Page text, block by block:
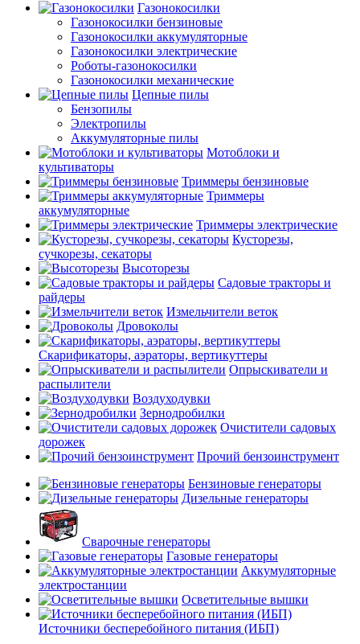
Газонокосилки
Газонокосилки бензиновые
Газонокосилки аккумуляторные
Газонокосилки электрические
Роботы-газонокосилки
Газонокосилки механические
Цепные пилы
Бензопилы
Электропилы
Аккумуляторные пилы
Мотоблоки и
культиваторы
Триммеры бензиновые
Триммеры
аккумуляторные
Триммеры электрические
Кусторезы,
сучкорезы, секаторы
Высоторезы
Садовые тракторы и
райдеры
Измельчители веток
Дровоколы
Скарификаторы, аэраторы, вертикуттеры
Опрыскиватели и
распылители
Воздуходувки
Зернодробилки
Очистители садовых
дорожек
Прочий бензоинструмент
Бензиновые генераторы
Дизельные генераторы
Сварочные генераторы
Газовые генераторы
Аккумуляторные
электростанции
Осветительные вышки
Источники бесперебойного питания (ИБП)